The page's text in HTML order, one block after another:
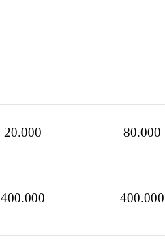
20.000 80.000
400.000 400.000